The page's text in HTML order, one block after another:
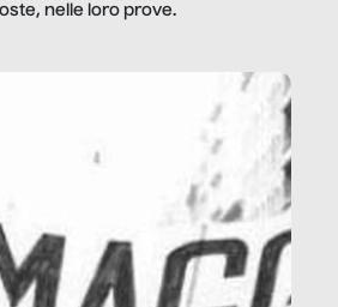
nelle loro prove.